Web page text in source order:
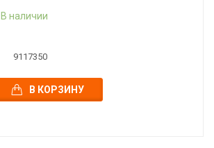
В наличии
9117350
В КОРЗИНУ